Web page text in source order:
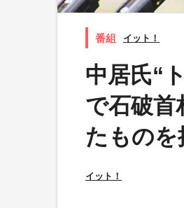
イット！
中居氏“
で石破
たもの
イット！